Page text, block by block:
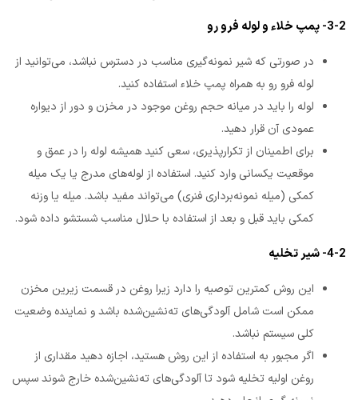
3-2- پمپ خلاء و لوله فرو رو
در صورتی که شیر نمونه‌گیری مناسب در دسترس نباشد، می‌توانید از
لوله فرو رو به همراه پمپ خلاء استفاده کنید.
لوله را باید در میانه حجم روغن موجود در مخزن و دور از دیواره
عمودی آن قرار دهید.
برای اطمینان از تکرارپذیری، سعی کنید همیشه لوله را در عمق و
موقعیت یکسانی وارد کنید. استفاده از لوله‌های مدرج یا یک میله
کمکی (میله نمونه‌برداری فنری) می‌تواند مفید باشد. میله یا وزنه
کمکی باید قبل و بعد از استفاده با حلال مناسب شستشو داده شود.
4-2- شیر تخلیه
این روش کمترین توصیه را دارد زیرا روغن در قسمت زیرین مخزن
ممکن است شامل آلودگی‌های ته‌نشین‌شده باشد و نماینده وضعیت
کلی سیستم نباشد.
اگر مجبور به استفاده از این روش هستید، اجازه دهید مقداری از
روغن اولیه تخلیه شود تا آلودگی‌های ته‌نشین‌شده خارج شوند سپس